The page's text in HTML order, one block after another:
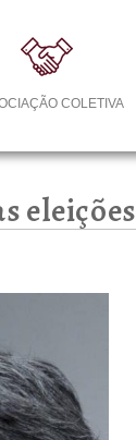
COLETIVA
eleições